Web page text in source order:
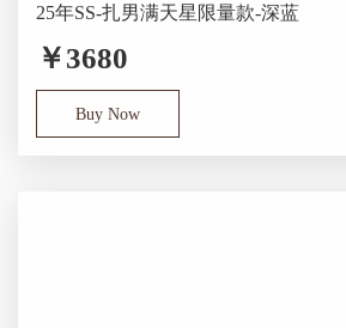
25年SS-扎男满天星限量款-深蓝
￥3680
Buy Now